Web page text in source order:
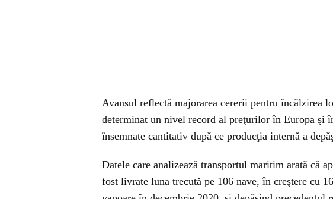
Avansul reflectă majorarea cererii pentru încălzirea
determinat un nivel record al preţurilor în Europa şi
însemnate cantitativ după ce producţia internă a
Datele care analizează transportul maritim arată că
fost livrate luna trecută pe 106 nave, în creştere cu